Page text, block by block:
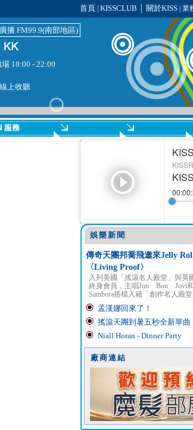
首頁 KISSCLUB 關於KISS| 業
播 FM99.9(南部地區)
18:00 - 22:00
上收聽
娛樂新聞
傳奇天團邦喬飛邀來Jelly
〈Living Proof〉
入列美國「搖滾名人殿堂」與英
終身會員，主唱Jon Bon Jovi和
Sambora搭檔入籍「創作名人殿
孟漢娜回來了！
搖滾天團到暑五秒全新單曲
Niall Horan - Dinner Party
廠商連結